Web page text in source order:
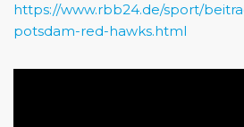
https://www.rbb24.de/sport/
potsdam-red-hawks.html